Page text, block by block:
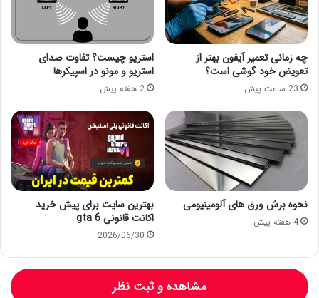
چه زمانی تعمیر آیفون بهتر از
تعویض خود گوشی است؟
23 ساعت پیش
استریو چیست؟ تفاوت صدای
استریو و مونو در اسپیکرها
2 هفته پیش
نحوه برش ورق های آلومینیومی
4 هفته پیش
بهترین سایت برای پیش خرید
اکانت قانونی gta 6
2026/06/30
مشاهده و ثبت نظر